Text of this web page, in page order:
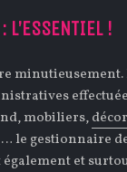
L’ESSENTIEL !
minutieusement.
mobiliers,
le gestionnaire
et